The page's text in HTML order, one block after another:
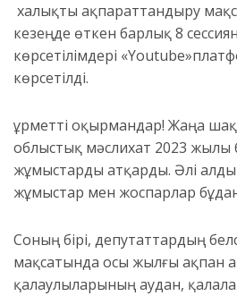
халықты ақпараттандыру
кезеңде өткен барлық8
көрсетілімдері «Youtube»
көрсетілді.
Құрметті оқырмандар! Жаңа
облыстық мәслихат 2023 жылы
жұмыстарды атқарды. Әлі
жұмыстар мен жоспарлар
Соның бірі, депутаттардың
мақсатында осы жылғы ақпан
қалаулыларының аудан,